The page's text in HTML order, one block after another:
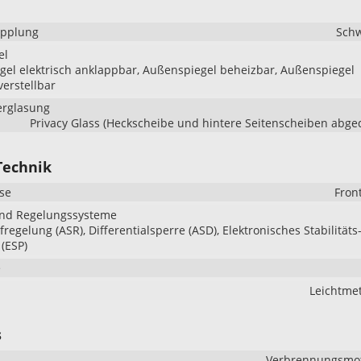
elektrisch anklappbar, Außenspiegel beheizbar, Außenspiegel
Privacy Glass (Heckscheibe und hintere Seitenscheiben
Regelungssysteme
(ASR), Differentialsperre (ASD), Elektronisches Stabilitäts-